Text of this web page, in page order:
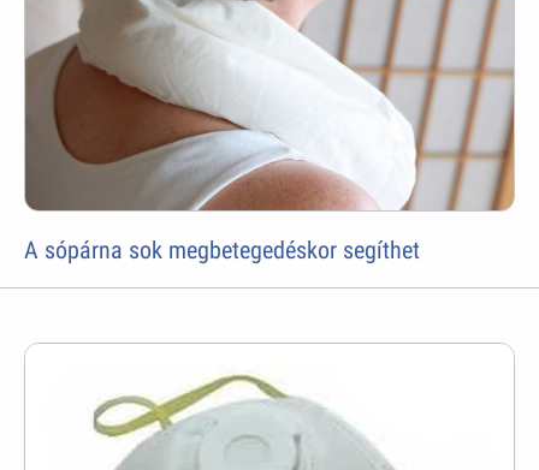
A sópárna sok megbetegedéskor segíthet